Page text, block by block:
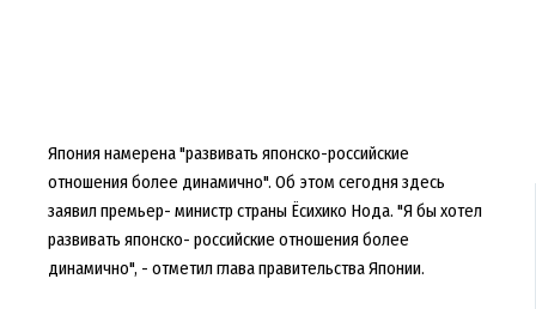
Япония намерена "развивать японско-российские
отношения более динамично". Об этом сегодня здесь
заявил премьер- министр страны Ёсихико Нода. "Я бы хотел
развивать японско- российские отношения более
динамично", - отметил глава правительства Японии.